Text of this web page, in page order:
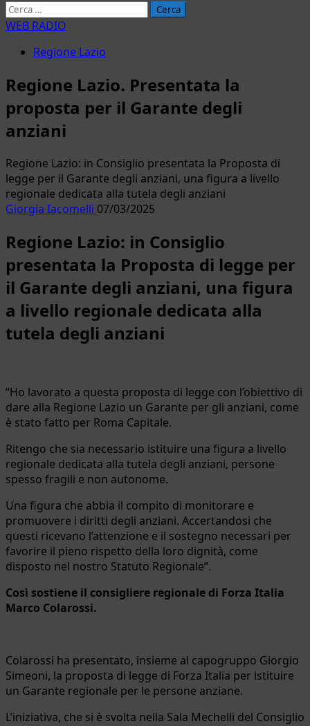
Ricerca
per:
WEB RADIO
Regione Lazio
Regione Lazio. Presentata la
proposta per il Garante degli
anziani
Regione Lazio: in Consiglio presentata la Proposta di
legge per il Garante degli anziani, una figura a livello
regionale dedicata alla tutela degli anziani
Giorgia Iacomelli 07/03/2025
Regione Lazio: in Consiglio
presentata la Proposta di legge per
il Garante degli anziani, una figura
a livello regionale dedicata alla
tutela degli anziani
“Ho lavorato a questa proposta di legge con l’obiettivo di
dare alla Regione Lazio un Garante per gli anziani, come
è stato fatto per Roma Capitale.
Ritengo che sia necessario istituire una figura a livello
regionale dedicata alla tutela degli anziani, persone
spesso fragili e non autonome.
Una figura che abbia il compito di monitorare e
promuovere i diritti degli anziani. Accertandosi che
questi ricevano l’attenzione e il sostegno necessari per
favorire il pieno rispetto della loro dignità, come
disposto nel nostro Statuto Regionale”.
Così sostiene il consigliere regionale di Forza Italia
Marco Colarossi.
Colarossi ha presentato, insieme al capogruppo Giorgio
Simeoni, la proposta di legge di Forza Italia per istituire
un Garante regionale per le persone anziane.
L’iniziativa, che si è svolta nella Sala Mechelli del Consiglio